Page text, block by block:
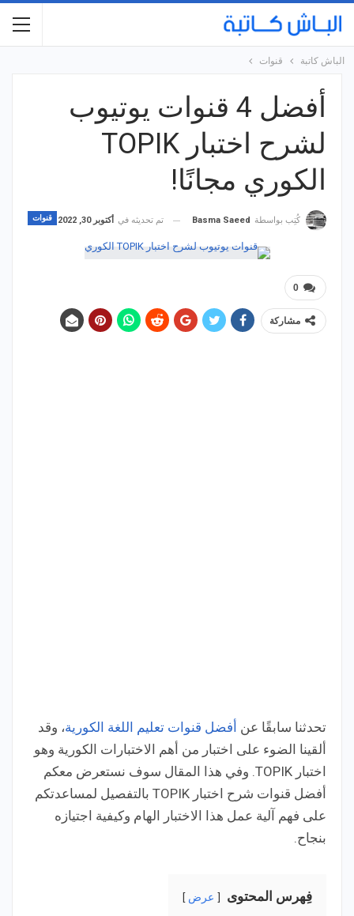
الباش كاتبة قنوات
أفضل 4 قنوات يوتيوب
لشرح اختبار TOPIK
الكوري مجانًا!
قنوات كُتِب بواسطة Basma Saeed تم تحديثه في أكتوبر 30, 2022
0
مشاركة
تحدثنا سابقًا عن أفضل قنوات تعليم اللغة الكورية، وقد
ألقينا الضوء على اختبار من أهم الاختبارات الكورية وهو
اختبار TOPIK. وفي هذا المقال سوف نستعرض معكم
أفضل قنوات شرح اختبار TOPIK بالتفصيل لمساعدتكم
على فهم آلية عمل هذا الاختبار الهام وكيفية اجتيازه
بنجاح.
فِهرس المحتوى عرض